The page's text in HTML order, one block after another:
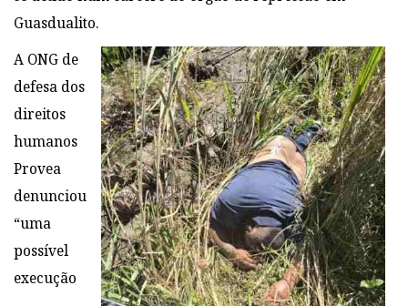
Guasdualito.
A ONG de
defesa dos
direitos
humanos
Provea
denunciou
“uma
possível
execução